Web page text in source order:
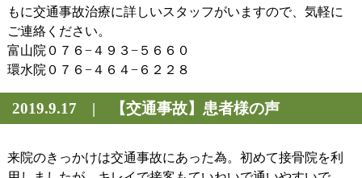
もに交通事故治療に詳しいスタッフがいますので、気軽に
ご連絡ください。
富山院０７６−４９３−５６６０
環水院０７６−４６４−６２２８
2019.9.17 | 【交通事故】患者様の声
来院のきっかけは交通事故にあった為。初めて接骨院を利